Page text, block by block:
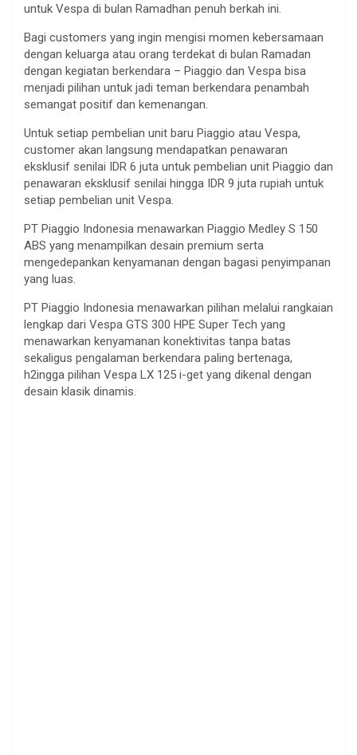
untuk Vespa di bulan Ramadhan penuh berkah ini.
Bagi customers yang ingin mengisi momen kebersamaan
dengan keluarga atau orang terdekat di bulan Ramadan
dengan kegiatan berkendara – Piaggio dan Vespa bisa
menjadi pilihan untuk jadi teman berkendara penambah
semangat positif dan kemenangan.
Untuk setiap pembelian unit baru Piaggio atau Vespa,
customer akan langsung mendapatkan penawaran
eksklusif senilai IDR 6 juta untuk pembelian unit Piaggio dan
penawaran eksklusif senilai hingga IDR 9 juta rupiah untuk
setiap pembelian unit Vespa.
PT Piaggio Indonesia menawarkan Piaggio Medley S 150
ABS yang menampilkan desain premium serta
mengedepankan kenyamanan dengan bagasi penyimpanan
yang luas.
PT Piaggio Indonesia menawarkan pilihan melalui rangkaian
lengkap dari Vespa GTS 300 HPE Super Tech yang
menawarkan kenyamanan konektivitas tanpa batas
sekaligus pengalaman berkendara paling bertenaga,
h2ingga pilihan Vespa LX 125 i-get yang dikenal dengan
desain klasik dinamis.